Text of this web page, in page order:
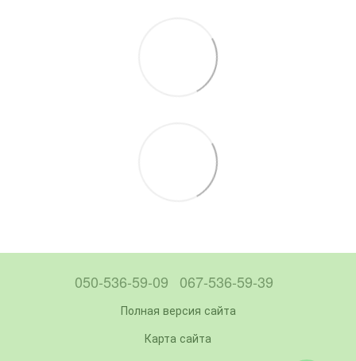
050-536-59-09 067-536-59-39
Полная версия сайта
Карта сайта